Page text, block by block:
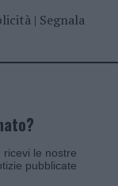
| Segnala
ricevi le nostre
pubblicate